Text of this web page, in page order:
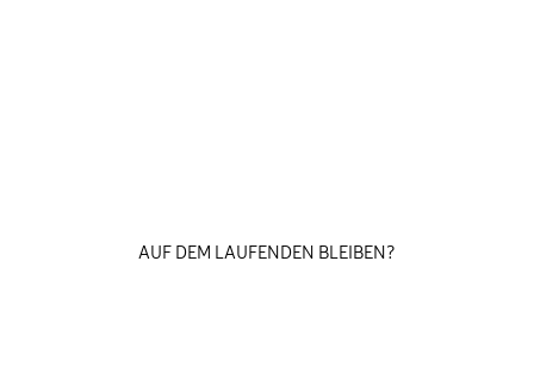
AUF DEM LAUFENDEN BLEIBEN?